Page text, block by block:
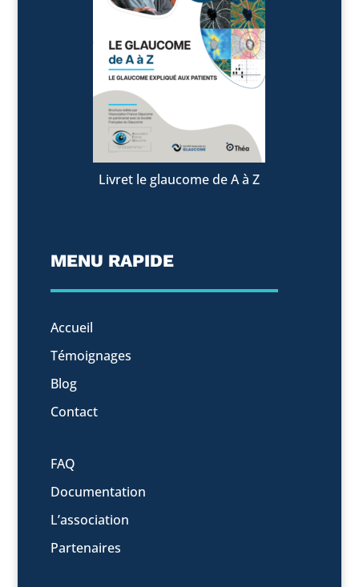
MENU RAPIDE
Accueil
Témoignages
Blog
Contact
FAQ
Documentation
L’association
Partenaires
Livret le glaucome de A à Z